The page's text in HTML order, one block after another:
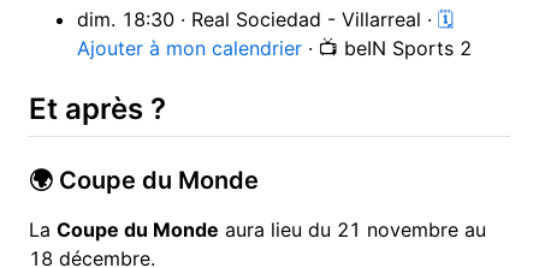
dim. 18:30 · Real Sociedad - Villarreal · 🗓
Ajouter à mon calendrier · 📺 beIN Sports 2
Et après ?
🌍 Coupe du Monde
La Coupe du Monde aura lieu du 21 novembre au
18 décembre.